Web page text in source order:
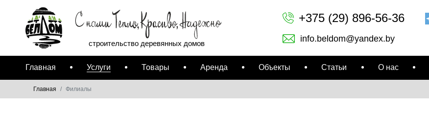
строительство деревянных домов
+375 (29) 896-56-36
info.beldom@yandex.by
Главная Услуги Товары Аренда Объекты Статьи О нас
Главная Филиалы